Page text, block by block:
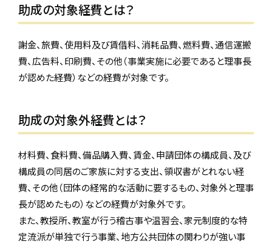
助成の対象経費とは？
謝金、旅費、使用料及び賃借料、消耗品費、燃料費、通信運搬
費、広告料、印刷費、その他（事業実施に必要であると理事長
が認めた経費）などの経費が対象です。
助成の対象外経費とは？
材料費、食料費、備品購入費、賃金、申請団体の構成員、及び
構成員の同居のご家族に対する支出、領収書がとれない経
費、その他（団体の経常的な活動に要するもの、対象外と理事
長が認めたもの）などの経費が対象外です。
また、教授所、教室が行う稽古事や温習会、家元制度的な特
定流派が単独で行う事業、地方公共団体の関わりが強い事